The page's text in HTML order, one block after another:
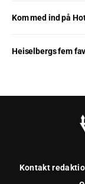
Kom med ind på
Heiselbergs fem
Kontakt